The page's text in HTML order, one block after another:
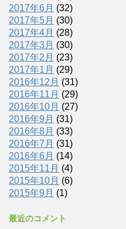
2017年6月 (32)
2017年5月 (30)
2017年4月 (28)
2017年3月 (30)
2017年2月 (23)
2017年1月 (29)
2016年12月 (31)
2016年11月 (29)
2016年10月 (27)
2016年9月 (31)
2016年8月 (33)
2016年7月 (31)
2016年6月 (14)
2015年11月 (4)
2015年10月 (6)
2015年9月 (1)
最近のコメント